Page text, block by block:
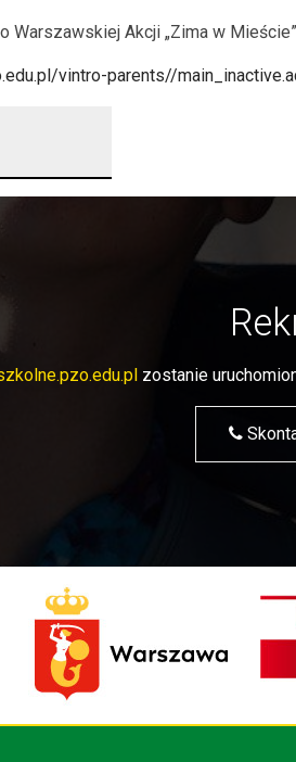
Warszawskiej Akcji „Zima w
vintro-parents//
zostanie